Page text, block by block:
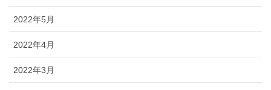
2022年5月
2022年4月
2022年3月